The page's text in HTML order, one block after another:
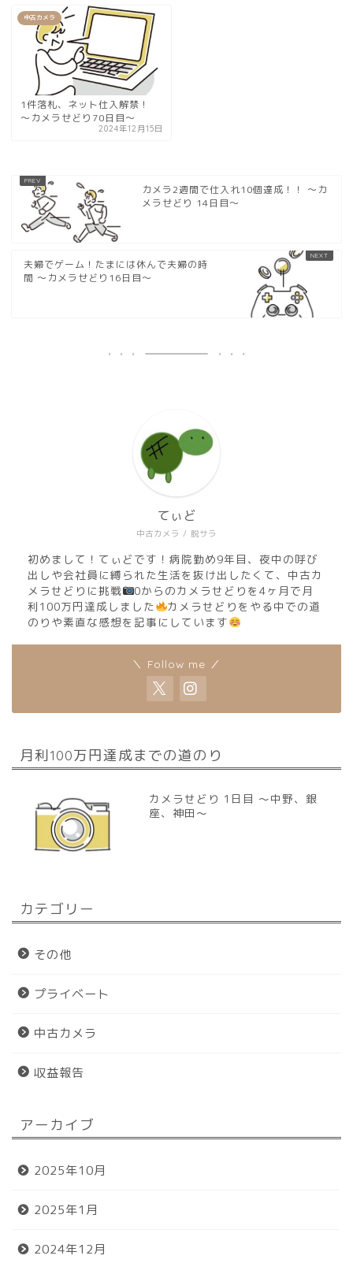
中古カメラ
1件落札、ネット仕入解禁！
〜カメラせどり70日目〜
2024年12月15日
カメラ2週間で仕入れ10個達成！！ 〜カ
メラせどり 14日目〜
夫婦でゲーム！たまには休んで夫婦の時
間 〜カメラせどり16日目〜
中古カメラ / 脱サラ
てぃど
初めまして！てぃどです！病院勤め9年目、夜中の呼び
出しや会社員に縛られた生活を抜け出したくて、中古カ
メラせどりに挑戦
0からのカメラせどりを4ヶ月で月
利100万円達成しました
カメラせどりをやる中での道
のりや素直な感想を記事にしています
＼ Follow me ／
月利100万円達成までの道のり
カメラせどり 1日目 〜中野、銀
座、神田〜
カテゴリー
その他
プライベート
中古カメラ
収益報告
アーカイブ
2025年10月
2025年1月
2024年12月